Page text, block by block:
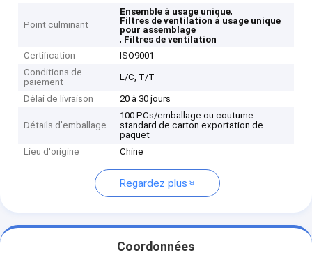
Point culminant
Ensemble à usage unique,
Filtres de ventilation à usage unique
pour assemblage
, Filtres de ventilation
Certification
ISO9001
Conditions de
paiement
L/C, T/T
Délai de livraison 20 à 30 jours
Détails d'emballage
100 PCs/emballage ou coutume
standard de carton exportation de
paquet
Lieu d'origine
Chine
Regardez plus
Coordonnées